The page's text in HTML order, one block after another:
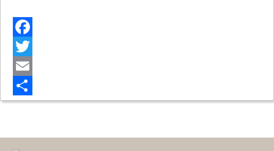
Facebook
Twitter
Email
Share